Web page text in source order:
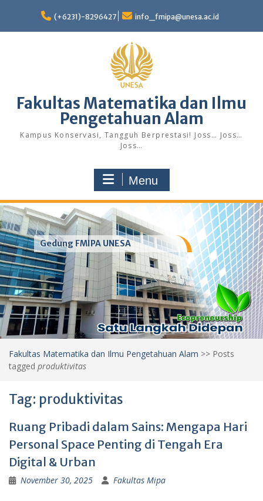
content
(+6231)-8296427 info_fmipa@unesa.ac.id
Fakultas Matematika dan Ilmu
Pengetahuan Alam
Kampus Konservasi, Tangguh Berprestasi! Joss… Joss…
Joss…
Menu
Gedung FMIPA UNESA
Fakultas Matematika dan Ilmu Pengetahuan Alam >> Posts
tagged produktivitas
Tag: produktivitas
Ruang Pribadi dalam Sains: Mengapa Hari
Personal Space Penting di Tengah Era
Digital & Urban
November 30, 2025 Fakultas Mipa